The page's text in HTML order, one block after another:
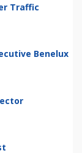
Traffic
Benelux